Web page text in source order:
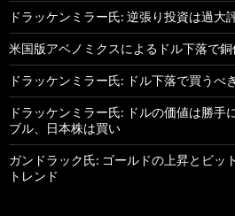
ドラッケンミラー氏: 逆張り投資は過大
米国版アベノミクスによるドル下落で
ドラッケンミラー氏: ドル下落で買うべ
ドラッケンミラー氏: ドルの価値は勝
ブル、日本株は買い
ガンドラック氏: ゴールドの上昇とビッ
トレンド